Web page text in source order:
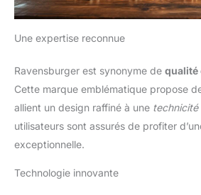
Une expertise reconnue
Ravensburger est synonyme de qualité
Cette marque emblématique propose
allient un design raffiné à une technicité
utilisateurs sont assurés de profiter
exceptionnelle.
Technologie innovante